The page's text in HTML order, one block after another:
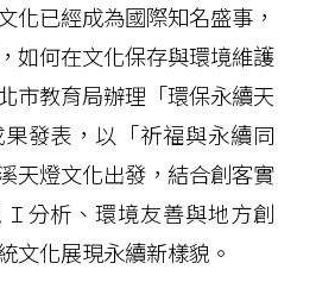
化已經成為國際知名盛事，
如何在文化保存與環境維護
市教育局辦理「環保永續天
發表，以「祈福與永續同
天燈文化出發，結合創客實
分析、環境友善與地方創
文化展現永續新樣貌。